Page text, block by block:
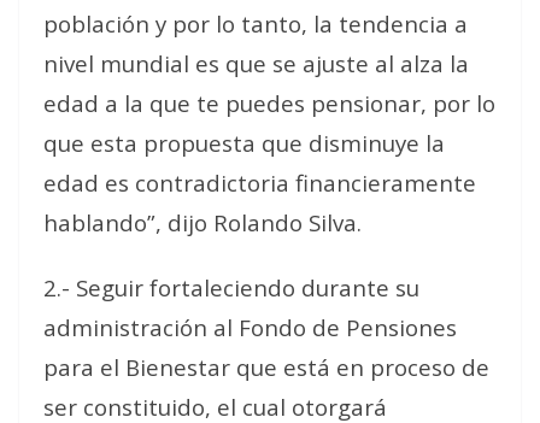
población y por lo tanto, la tendencia a
nivel mundial es que se ajuste al alza la
edad a la que te puedes pensionar, por lo
que esta propuesta que disminuye la
edad es contradictoria financieramente
hablando”, dijo Rolando Silva.
2.- Seguir fortaleciendo durante su
administración al Fondo de Pensiones
para el Bienestar que está en proceso de
ser constituido, el cual otorgará